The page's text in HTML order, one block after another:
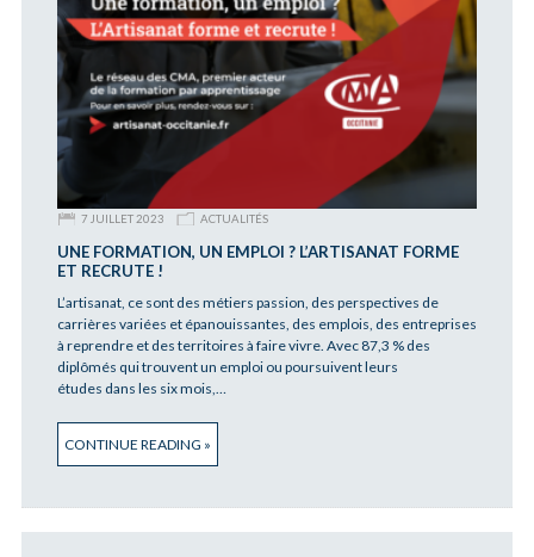
7 JUILLET 2023 ACTUALITÉS
UNE FORMATION, UN EMPLOI ? L’ARTISANAT FORME
ET RECRUTE !
L’artisanat, ce sont des métiers passion, des perspectives de
carrières variées et épanouissantes, des emplois, des entreprises
à reprendre et des territoires à faire vivre. Avec 87,3 % des
diplômés qui trouvent un emploi ou poursuivent leurs
études dans les six mois,…
CONTINUE READING »